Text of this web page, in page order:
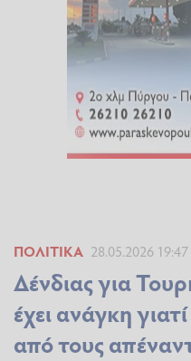
ΠΟΛΙΤΙΚΆ 28.05.2026 19:47
Δένδιας για
έχει ανάγκη
από τους